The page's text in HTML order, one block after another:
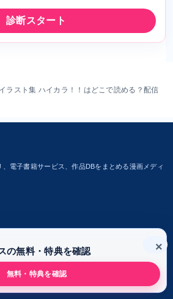
診断スタート
ラスト集 ハイカラ！！はどこで読める？配信
の無料・特典を確認
無料・特典を確認
×
電子書籍サービス、作品DBをまとめる漫画メディ